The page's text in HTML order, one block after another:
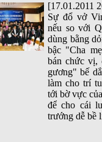
[17.01.2011
Sự đổ vở
nếu so với
dùng bằng
bậc "Cha
bán chức vị,
gương" bế
làm cho trí
tới bờ vực
để cho cái
trướng dễ bề